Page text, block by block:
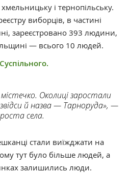
і тернопільську.
виборців, в частині
зареєстровано 393 людини,
— всього 10 людей.
Суспільного.
містечко. Околиці заростали
й назва — Тарноруда», —
села.
стали виїжджати на
тут було більше людей, а
залишились люди.